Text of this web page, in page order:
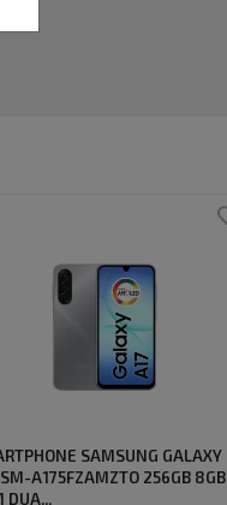
SAMSUNG GALAXY
A175FZAMZTO 256GB 8GB
DUA...